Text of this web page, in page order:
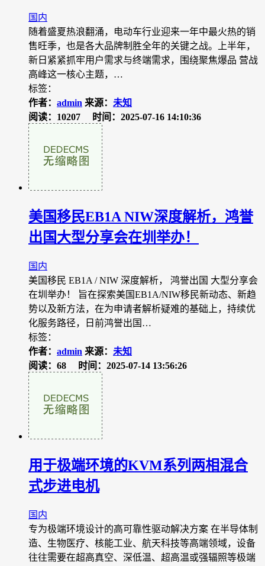
国内
随着盛夏热浪翻涌，电动车行业迎来一年中最火热的销
售旺季，也是各大品牌制胜全年的关键之战。上半年，
新日紧紧抓牢用户需求与终端需求，围绕聚焦爆品 营战
高峰这一核心主题，…
标签：
作者： admin 来源： 未知
阅读：10207
时间：2025-07-16 14:10:36
美国移民EB1A NIW深度解析，鸿誉
出国大型分享会在圳举办！
国内
美国移民 EB1A / NIW 深度解析， 鸿誉出国 大型分享会
在圳举办！ 旨在探索美国EB1A/NIW移民新动态、新趋
势以及新方法，在为申请者解析疑难的基础上，持续优
化服务路径，日前鸿誉出国…
标签：
作者： admin 来源： 未知
阅读：68
时间：2025-07-14 13:56:26
用于极端环境的KVM系列两相混合
式步进电机
国内
专为极端环境设计的高可靠性驱动解决方案 在半导体制
造、生物医疗、核能工业、航天科技等高端领域，设备
往往需要在超高真空、深低温、超高温或强辐照等极端